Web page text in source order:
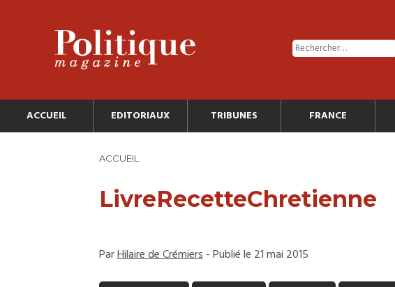
ACCUEIL EDITORIAUX TRIBUNES FRANCE
ACCUEIL
LivreRecetteChretienne
ParHilaire de Crémiers- Publié le 21 mai 2015